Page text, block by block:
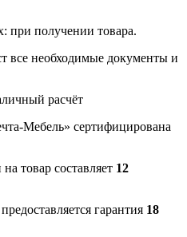
при получении товара.
все необходимые документы и
расчёт
Мебель» сертифицирована
товар составляет 12
гарантия 18